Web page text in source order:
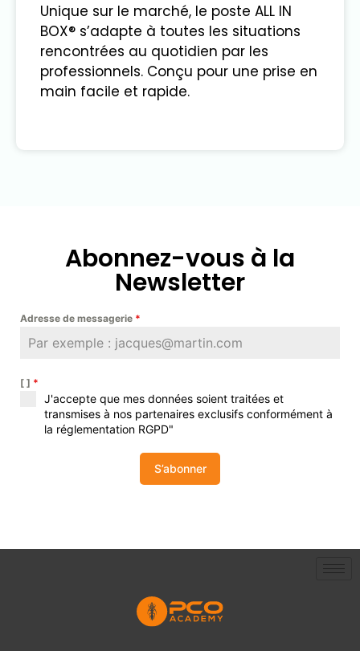
Unique sur le marché, le poste ALL IN
BOX® s’adapte à toutes les situations
rencontrées au quotidien par les
professionnels. Conçu pour une prise en
main facile et rapide.
Abonnez-vous à la
Newsletter
Adresse de messagerie *
[ ] *
J'accepte que mes données soient traitées et
transmises à nos partenaires exclusifs conformément à
la réglementation RGPD"
S’abonner